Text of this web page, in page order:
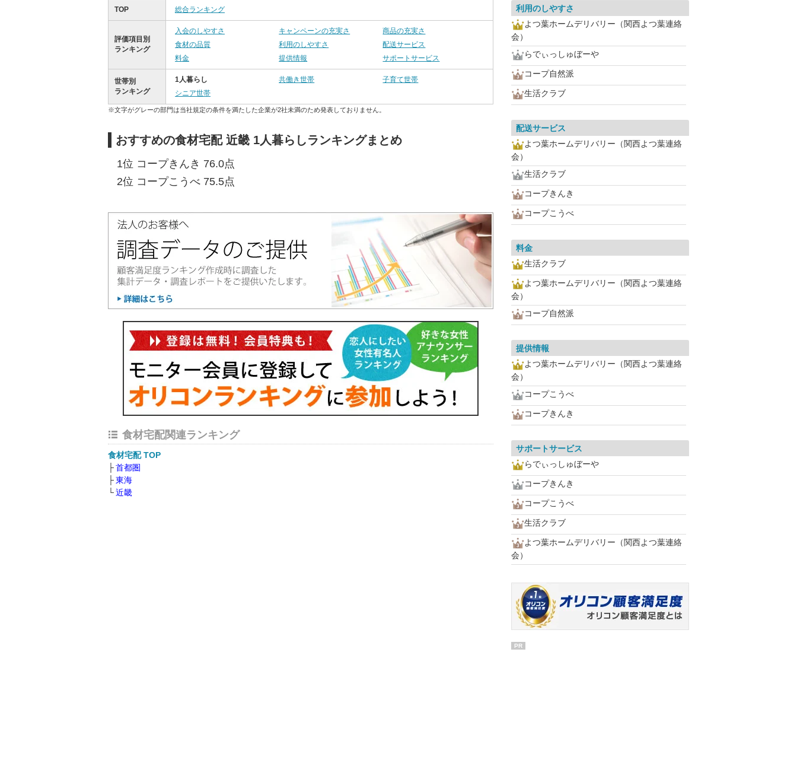
TOP 総合ランキング
評価項目別
ランキング
入会のしやすさ キャンペーンの充実さ
商品の充実さ
食材の品質
利用のしやすさ
配送サービス
料金
提供情報 サポートサービス
世帯別
ランキング
1人暮らし 共働き世帯
子育て世帯
シニア世帯
※文字がグレーの部門は当社規定の条件を満たした企業が2社未満のため発表しておりません。
おすすめの食材宅配 近畿 1人暮らしランキングまとめ
1位 コープきんき 76.0点
2位 コープこうべ 75.5点
食材宅配関連ランキング
食材宅配 TOP
首都圏
東海
近畿
利用のしやすさ
よつ葉ホームデリバリー（関西よつ葉連絡
会）
らでぃっしゅぼーや
コープ自然派
生活クラブ
配送サービス
よつ葉ホームデリバリー（関西よつ葉連絡
会）
生活クラブ
コープきんき
コープこうべ
料金
生活クラブ
よつ葉ホームデリバリー（関西よつ葉連絡
会）
コープ自然派
提供情報
よつ葉ホームデリバリー（関西よつ葉連絡
会）
コープこうべ
コープきんき
サポートサービス
らでぃっしゅぼーや
コープきんき
コープこうべ
生活クラブ
よつ葉ホームデリバリー（関西よつ葉連絡
会）
PR